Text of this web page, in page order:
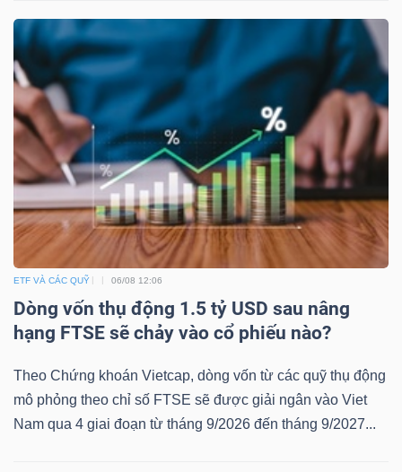
ETF VÀ CÁC QUỸ 06/08 12:06
Dòng vốn thụ động 1.5 tỷ USD sau nâng
hạng FTSE sẽ chảy vào cổ phiếu nào?
Theo Chứng khoán Vietcap, dòng vốn từ các quỹ thụ động
mô phỏng theo chỉ số FTSE sẽ được giải ngân vào Viet
Nam qua 4 giai đoạn từ tháng 9/2026 đến tháng 9/2027...